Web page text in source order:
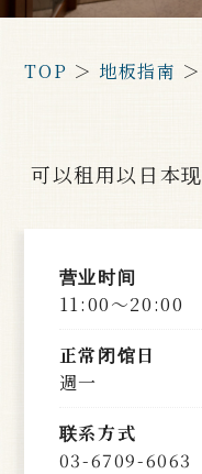
TOP ＞ 地板指南
可以租用以日本
营业时间
11:00〜20:00
正常闭馆日
週一
联系方式
03-6709-6063